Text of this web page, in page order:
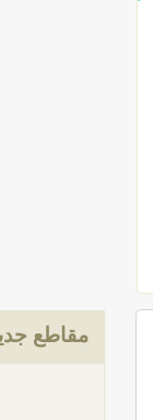
مقاطع